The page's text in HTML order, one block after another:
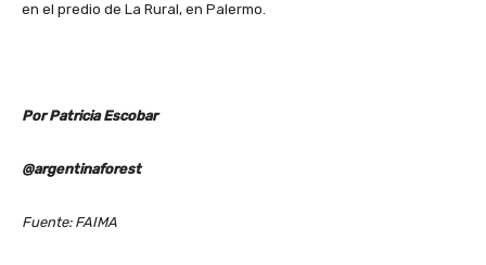
en el predio de La Rural, en Palermo.
Por Patricia Escobar
@argentinaforest
Fuente: FAIMA